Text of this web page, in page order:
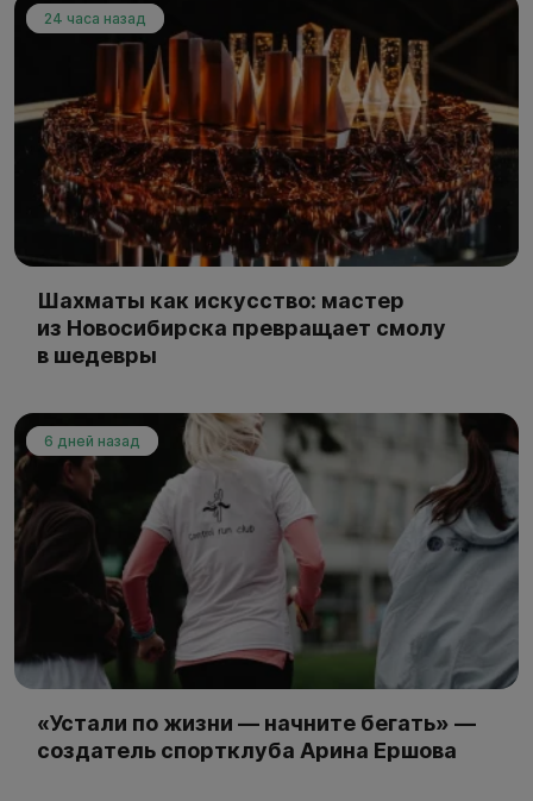
24 часа назад
Шахматы как искусство: мастер
из Новосибирска превращает смолу
в шедевры
6 дней назад
«Устали по жизни — начните бегать» —
создатель спортклуба Арина Ершова